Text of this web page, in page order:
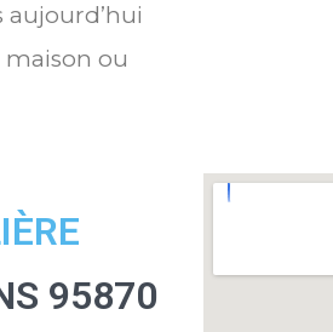
aujourd’hui
maison ou
95870